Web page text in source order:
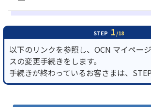
履歴・お気に入り
お知らせ サポ
NTTドコモビジネスのお客さ
まはこちら
STEP 1/18
以下のリンクを参照し、OCN マイペー
スの変更手続きをします。
手続きが終わっているお客さまは、